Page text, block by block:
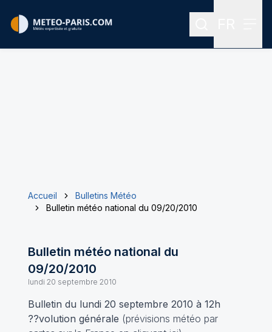
Rechercher
Accueil
Bulletins Météo
Bulletin météo national du 09/20/2010
Bulletin météo national du
09/20/2010
lundi 20 septembre 2010
Bulletin du lundi 20 septembre 2010 à 12h
??volution générale (prévisions météo par